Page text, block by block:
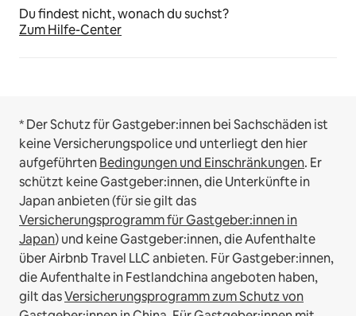
Du findest nicht, wonach du suchst?
Zum Hilfe-Center
* Der Schutz für Gastgeber:innen bei Sachschäden ist
keine Versicherungspolice und unterliegt den hier
aufgeführtenBedingungen und Einschränkungen. Er
schützt keine Gastgeber:innen, die Unterkünfte in
Japan anbieten (für sie gilt das
Versicherungsprogramm für Gastgeber:innen in
Japan) und keine Gastgeber:innen, die Aufenthalte
über Airbnb Travel LLC anbieten. Für Gastgeber:innen,
die Aufenthalte in Festlandchina angeboten haben,
gilt dasVersicherungsprogramm zum Schutz von